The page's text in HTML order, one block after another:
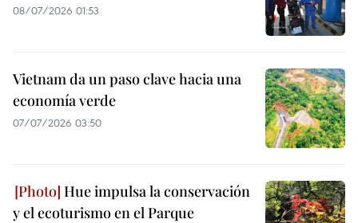
08/07/2026 01:53
Vietnam da un paso clave hacia una
economía verde
07/07/2026 03:50
Hue impulsa la conservación
y el ecoturismo en el Parque